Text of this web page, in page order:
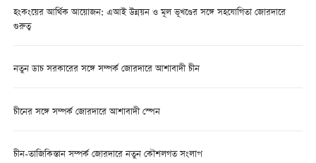
হংকংয়ের আর্থিক আয়োজন: এআই উন্নয়ন ও মূল ভূখণ্ডের সঙ্গে সহযোগিতা জোরদারে
গুরুত্ব
নতুন ডাচ সরকারের সঙ্গে সম্পর্ক জোরদারে আশাবাদী চীন
চীনের সঙ্গে সম্পর্ক জোরদারে আশাবাদী স্পেন
চীন-তাজিকিস্তান সম্পর্ক জোরদারে নতুন কৌশলগত সংলাপ